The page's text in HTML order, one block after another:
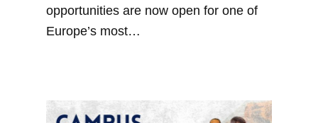
opportunities are now open for one of
Europe’s most…